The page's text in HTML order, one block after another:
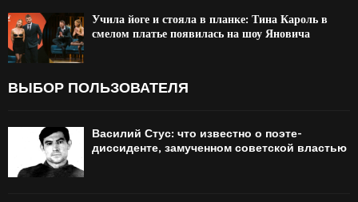
Учила йоге и стояла в планке: Тина Кароль в
смелом платье появилась на шоу Яновича
ВЫБОР ПОЛЬЗОВАТЕЛЯ
Василий Стус: что известно о поэте-
диссиденте, замученном советской властью